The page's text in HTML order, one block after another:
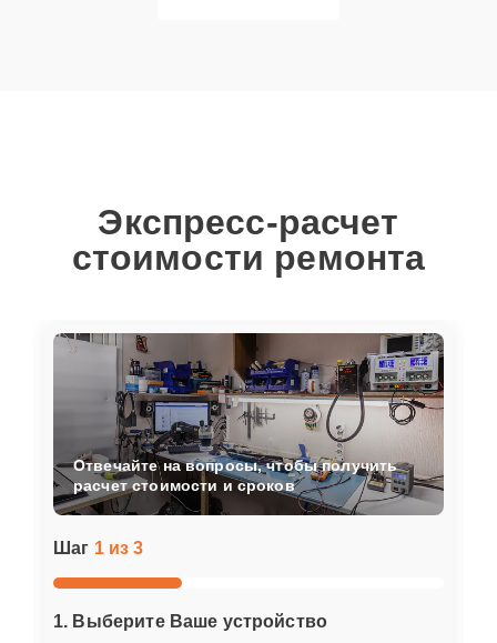
Экспресс-расчет
стоимости ремонта
Шаг 1 из 3
1. Выберите Ваше устройство
Отвечайте на вопросы, чтобы получить
расчет стоимости и сроков